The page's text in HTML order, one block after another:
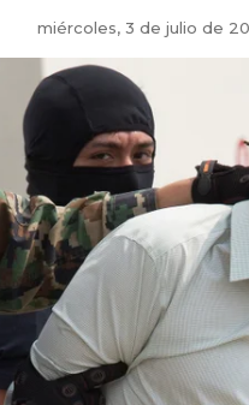
miércoles, 3 de julio de